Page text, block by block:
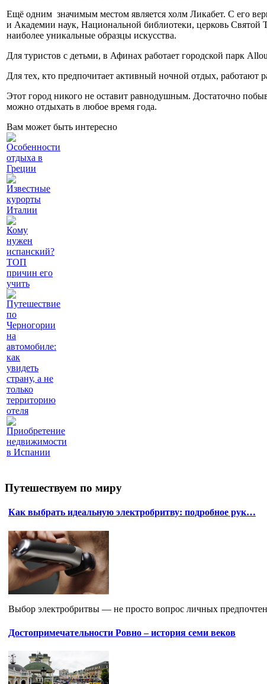
Ещё одним значимым местом является холм Ликабет. С его
и Академии наук, Национальной библиотеки, церковь
наиболее уникальные образцы искусства.
Для туристов с детьми, в Афинах работает городской парк
Для тех, кто предпочитает активный ночной отдых, работают
Этот город никого не оставит равнодушным. Достаточно
можно отдыхать в любое время года.
Вам может быть интересно
Особенности
отдыха в
Греции
Известные
курорты
Италии
Кому
нужен
испанский?
ТОП
причин его
учить
Путешествие
по
Черногории
на
автомобиле:
как
увидеть
страну, а не
только
территорию
отеля
Приобретение
недвижимости
в Испании
Путешествуем по миру
Как выбрать идеальную электробритву: подробное рук…
Выбор электробритвы — не просто вопрос личных
Достопримечательности Ровно – история семи веков